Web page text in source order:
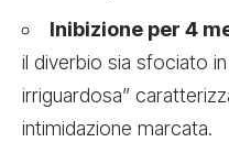
Inibizione per 4
il diverbio sia sfociato
irriguardosa”
intimidazione marcata.